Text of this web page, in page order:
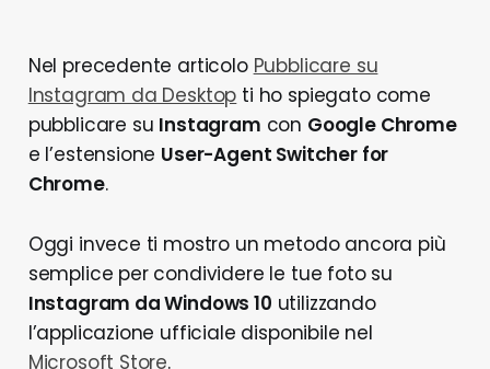
Nel precedente articolo Pubblicare su
Instagram da Desktop ti ho spiegato come
pubblicare su Instagram con Google Chrome
e l’estensione User-Agent Switcher for
Chrome.
Oggi invece ti mostro un metodo ancora più
semplice per condividere le tue foto su
Instagram da Windows 10 utilizzando
l’applicazione ufficiale disponibile nel
Microsoft Store.